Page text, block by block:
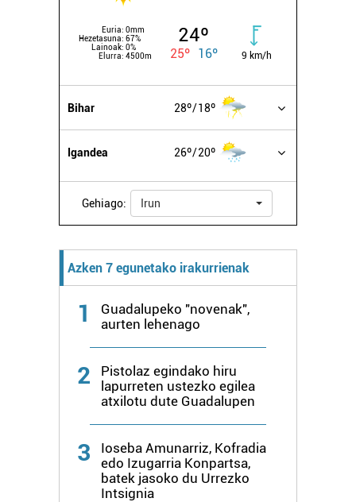
Euria: 0mm
Hezetasuna: 67%
Lainoak: 0%
Elurra: 4500m
24º
25º 16º 9 km/h
Bihar 28º 18º
Igandea 26º 20º
Gehiago: Irun
Azken 7 egunetako irakurrienak
1
Guadalupeko "novenak",
aurten lehenago
2
Pistolaz egindako hiru
lapurreten ustezko egilea
atxilotu dute Guadalupen
3
Ioseba Amunarriz, Kofradia
edo Izugarria Konpartsa,
batek jasoko du Urrezko
Intsignia